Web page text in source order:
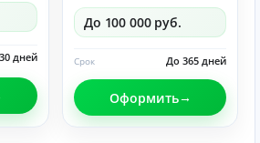
дней
До 100 000 руб.
До 365 дней
Срок
Оформить